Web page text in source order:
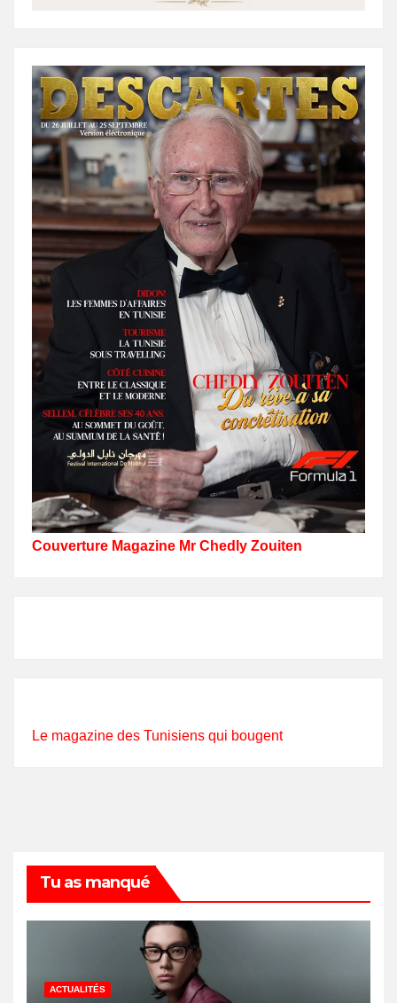
Couverture Magazine Mr Chedly Zouiten
Le magazine des Tunisiens qui bougent
Tu as manqué
ACTUALITÉS